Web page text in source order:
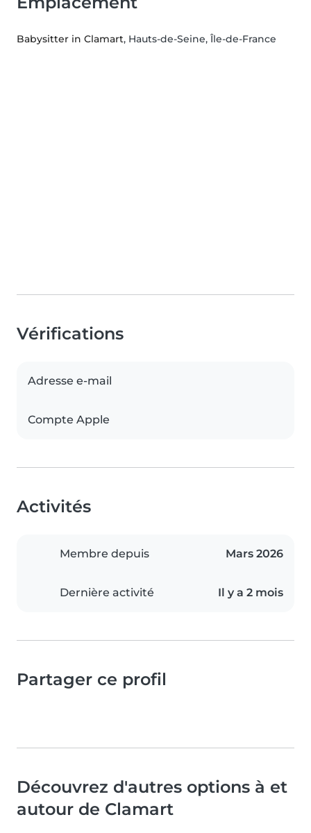
Babysitter in Clamart, Hauts-de-Seine, Île-de-France
Vérifications
Adresse e-mail
Compte Apple
Activités
Membre depuis Mars 2026
Dernière activité Il y a 2 mois
Partager ce profil
Découvrez d'autres options à et
autour de Clamart